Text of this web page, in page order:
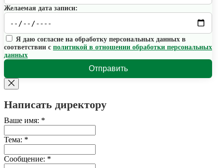
Желаемая дата записи:
Я даю согласие на обработку персональных данных в
соответствии с политикой в отношении обработки персональных
данных
Отправить
Написать директору
Ваше имя: *
Тема: *
Сообщение: *